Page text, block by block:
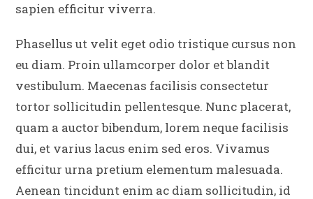
sapien efficitur viverra.
Phasellus ut velit eget odio tristique cursus non
eu diam. Proin ullamcorper dolor et blandit
vestibulum. Maecenas facilisis consectetur
tortor sollicitudin pellentesque. Nunc placerat,
quam a auctor bibendum, lorem neque facilisis
dui, et varius lacus enim sed eros. Vivamus
efficitur urna pretium elementum malesuada.
Aenean tincidunt enim ac diam sollicitudin, id